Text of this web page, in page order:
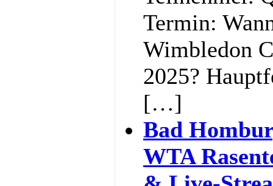
Termin:
Wimbledon
2025?
[…]
Bad
WTA